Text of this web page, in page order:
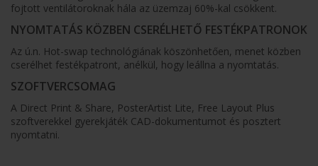
fojtott ventilátoroknak hála az üzemzaj 60%-kal csökkent.
NYOMTATÁS KÖZBEN CSERÉLHETŐ FESTÉKPATRONOK
Az ú.n. Hot-swap technológiának köszönhetően, menet közben
cserélhet festékpatront, anélkül, hogy leállna a nyomtatás.
SZOFTVERCSOMAG
A Direct Print & Share, PosterArtist Lite, Free Layout Plus
szoftverekkel gyerekjáték CAD-dokumentumot és posztert
nyomtatni.